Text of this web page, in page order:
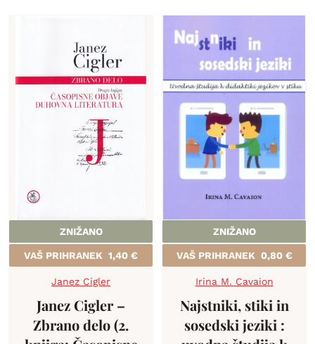
ZNIŽANO
VAŠ PRIHRANEK 1,40 €
Janez Cigler
Janez Cigler –
Zbrano delo (2.
ZNIŽANO
VAŠ PRIHRANEK 0,80 €
Irina M. Cavaion
Najstniki, stiki in
sosedski jeziki :